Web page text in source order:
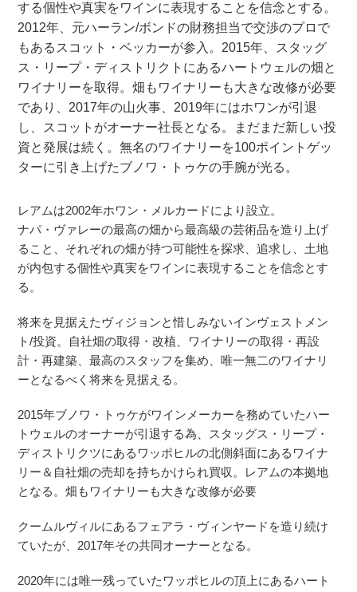
する個性や真実をワインに表現することを信念とする。
2012年、元ハーラン/ボンドの財務担当で交渉のプロで
もあるスコット・ベッカーが参入。2015年、スタッグ
ス・リープ・ディストリクトにあるハートウェルの畑と
ワイナリーを取得。畑もワイナリーも大きな改修が必要
であり、2017年の山火事、2019年にはホワンが引退
し、スコットがオーナー社長となる。まだまだ新しい投
資と発展は続く。無名のワイナリーを100ポイントゲッ
ターに引き上げたブノワ・トゥケの手腕が光る。
レアムは2002年ホワン・メルカードにより設立。
ナパ・ヴァレーの最高の畑から最高級の芸術品を造り上げ
ること、それぞれの畑が持つ可能性を探求、追求し、土地
が内包する個性や真実をワインに表現することを信念とす
る。
将来を見据えたヴィジョンと惜しみないインヴェストメン
ト/投資。自社畑の取得・改植、ワイナリーの取得・再設
計・再建築、最高のスタッフを集め、唯一無二のワイナリ
ーとなるべく将来を見据える。
2015年ブノワ・トゥケがワインメーカーを務めていたハー
トウェルのオーナーが引退する為、スタッグス・リープ・
ディストリクツにあるワッポヒルの北側斜面にあるワイナ
リー＆自社畑の売却を持ちかけられ買収。レアムの本拠地
となる。畑もワイナリーも大きな改修が必要
クームルヴィルにあるフェアラ・ヴィンヤードを造り続け
ていたが、2017年その共同オーナーとなる。
2020年には唯一残っていたワッポヒルの頂上にあるハート